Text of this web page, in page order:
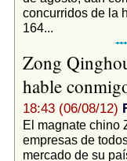
concurridos de la
164...
Zong
hable
18:43 (06/08/12)
El magnate chino
empresas de
mercado de su